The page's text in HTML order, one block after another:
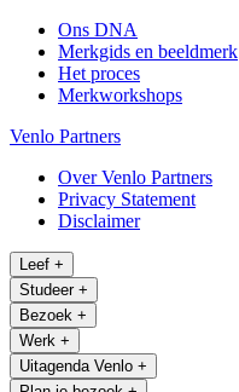
Ons DNA
Merkgids en beeldmerk
Het proces
Merkworkshops
Venlo Partners
Over Venlo Partners
Privacy Statement
Disclaimer
Leef +
Studeer +
Bezoek +
Werk +
Uitagenda Venlo +